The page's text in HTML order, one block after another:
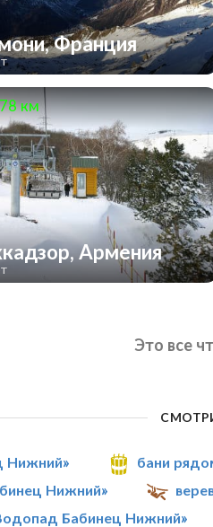
Франция
км
Армения
Это все
Нижний»
бани
Нижний»
Бабинец Нижний»